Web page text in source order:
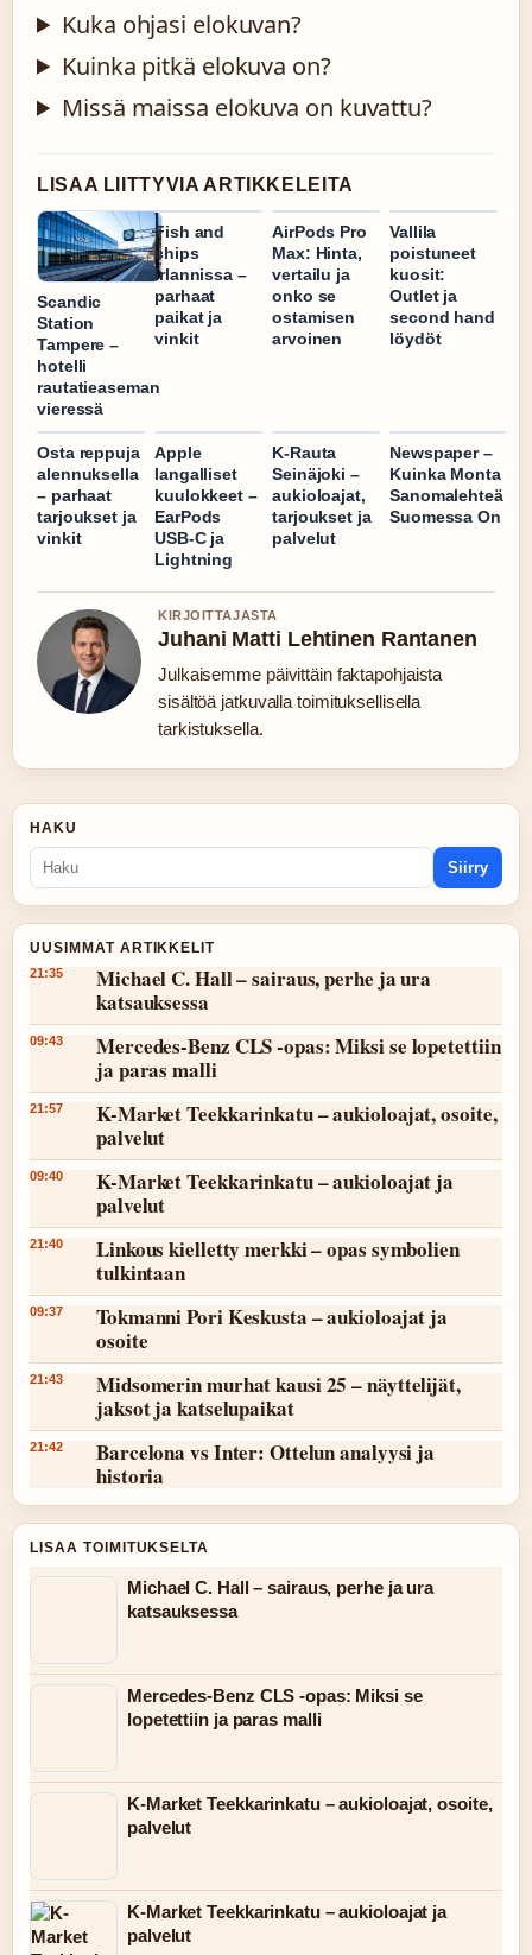
Kuka ohjasi elokuvan?
Kuinka pitkä elokuva on?
Missä maissa elokuva on kuvattu?
LISAA LIITTYVIA ARTIKKELEITA
Scandic
Station
Tampere –
hotelli
rautatieaseman
vieressä
Fish and
chips
Irlannissa –
parhaat
paikat ja
vinkit
AirPods Pro
Max: Hinta,
vertailu ja
onko se
ostamisen
arvoinen
Vallila
poistuneet
kuosit:
Outlet ja
second hand
löydöt
Osta reppuja
alennuksella
– parhaat
tarjoukset ja
vinkit
Apple
langalliset
kuulokkeet –
EarPods
USB-C ja
Lightning
K-Rauta
Seinäjoki –
aukioloajat,
tarjoukset ja
palvelut
Newspaper –
Kuinka Monta
Sanomalehteä
Suomessa On
KIRJOITTAJASTA
Juhani Matti Lehtinen Rantanen
Julkaisemme päivittäin faktapohjaista
sisältöä jatkuvalla toimituksellisella
tarkistuksella.
HAKU
Siirry
UUSIMMAT ARTIKKELIT
21:35
Michael C. Hall – sairaus, perhe ja ura
katsauksessa
09:43
Mercedes-Benz CLS -opas: Miksi se lopetettiin
ja paras malli
21:57
K-Market Teekkarinkatu – aukioloajat, osoite,
palvelut
09:40
K-Market Teekkarinkatu – aukioloajat ja
palvelut
21:40
Linkous kielletty merkki – opas symbolien
tulkintaan
09:37
Tokmanni Pori Keskusta – aukioloajat ja
osoite
21:43
Midsomerin murhat kausi 25 – näyttelijät,
jaksot ja katselupaikat
21:42
Barcelona vs Inter: Ottelun analyysi ja
historia
LISAA TOIMITUKSELTA
Michael C. Hall – sairaus, perhe ja ura
katsauksessa
Mercedes-Benz CLS -opas: Miksi se
lopetettiin ja paras malli
K-Market Teekkarinkatu – aukioloajat, osoite,
palvelut
K-Market Teekkarinkatu – aukioloajat ja
palvelut